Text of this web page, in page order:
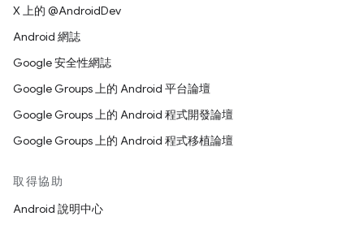
X 上的 @AndroidDev
Android 網誌
Google 安全性網誌
Google Groups 上的 Android 平台論壇
Google Groups 上的 Android 程式開發論壇
Google Groups 上的 Android 程式移植論壇
取得協助
Android 說明中心